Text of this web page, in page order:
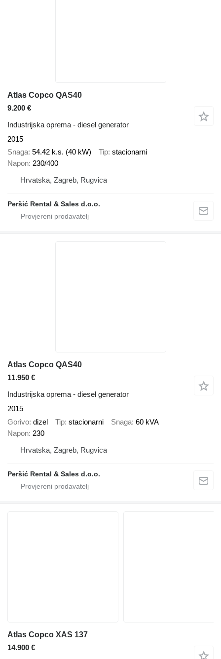
Atlas Copco QAS40
9.200 €
Industrijska oprema - diesel generator
2015
Snaga 54.42 k.s. (40 kW) Tip stacionarni
Napon 230/400
Hrvatska, Zagreb, Rugvica
Peršić Rental & Sales d.o.o.
Atlas Copco QAS40
11.950 €
Industrijska oprema - diesel generator
2015
Gorivo dizel Tip stacionarni Snaga 60 kVA
Napon 230
Hrvatska, Zagreb, Rugvica
Peršić Rental & Sales d.o.o.
Atlas Copco XAS 137
14.900 €